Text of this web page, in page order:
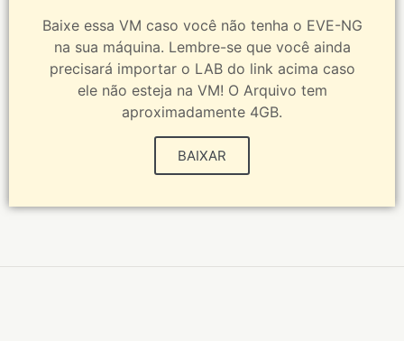
Baixe essa VM caso você não tenha o EVE-NG
na sua máquina. Lembre-se que você ainda
precisará importar o LAB do link acima caso
ele não esteja na VM! O Arquivo tem
aproximadamente 4GB.
BAIXAR